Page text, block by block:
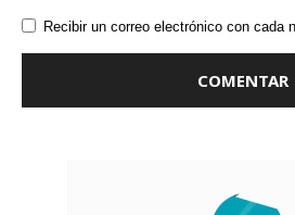
Recibir un correo electrónico con cada